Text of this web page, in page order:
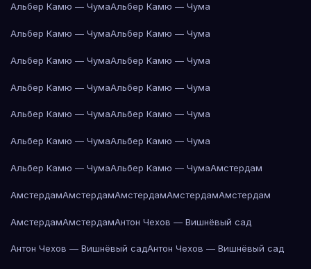
Альбер Камю — ЧумаАльбер Камю — Чума
Альбер Камю — ЧумаАльбер Камю — Чума
Альбер Камю — ЧумаАльбер Камю — Чума
Альбер Камю — ЧумаАльбер Камю — Чума
Альбер Камю — ЧумаАльбер Камю — Чума
Альбер Камю — ЧумаАльбер Камю — Чума
Альбер Камю — ЧумаАльбер Камю — ЧумаАмстердам
АмстердамАмстердамАмстердамАмстердамАмстердам
АмстердамАмстердамАнтон Чехов — Вишнёвый сад
Антон Чехов — Вишнёвый садАнтон Чехов — Вишнёвый сад